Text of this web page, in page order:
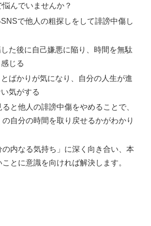
んでいませんか？
で他人の粗探しをして誹謗中傷し
た後に自己嫌悪に陥り、時間を無駄
じる
ばかりが気になり、自分の人生が進
気がする
と他人の誹謗中傷をやめることで、
の自分の時間を取り戻せるかがわかり
の内なる気持ち」に深く向き合い、本
とに意識を向ければ解決します。